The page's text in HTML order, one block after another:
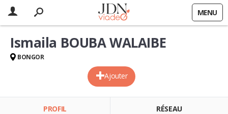
MENU
Ajouter
Ismaila BOUBA WALAIBE
BONGOR
PROFIL RÉSEAU